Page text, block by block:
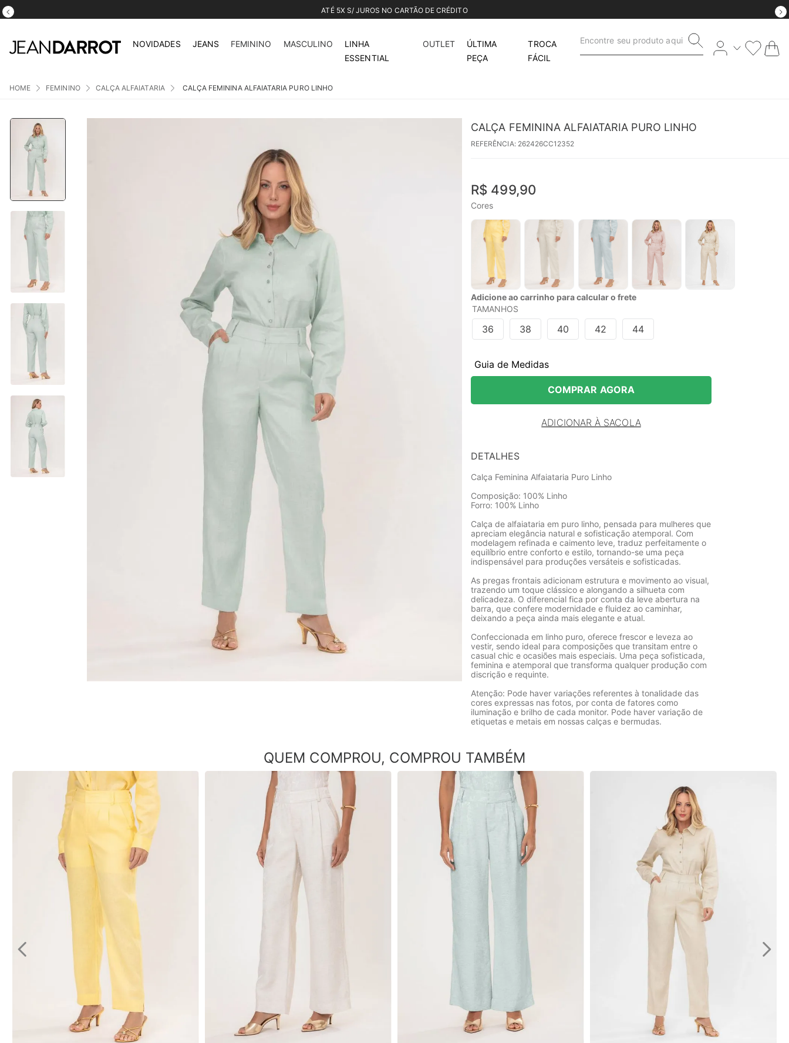
ATÉ 5X S/ JUROS NO CARTÃO DE CRÉDITO
NOVIDADES JEANS FEMININO MASCULINO
LINHA
ESSENTIAL
OUTLET
ÚLTIMA
PEÇA
TROCA
FÁCIL
Encontre seu produto aqui
FEMININO CALÇA ALFAIATARIA CALÇA FEMININA ALFAIATARIA PURO LINHO
CALÇA FEMININA ALFAIATARIA PURO LINHO
REFERÊNCIA: 262426CC12352
R$ 499,90
Cores
Adicione ao carrinho para calcular o frete
TAMANHOS
36 38 40 42 44
Guia de Medidas
COMPRAR AGORA
ADICIONAR À SACOLA
DETALHES
Calça Feminina Alfaiataria Puro Linho
Composição: 100% Linho
Forro: 100% Linho
Calça de alfaiataria em puro linho, pensada para mulheres que
apreciam elegância natural e sofisticação atemporal. Com
modelagem refinada e caimento leve, traduz perfeitamente o
equilíbrio entre conforto e estilo, tornando-se uma peça
indispensável para produções versáteis e sofisticadas.
As pregas frontais adicionam estrutura e movimento ao visual,
trazendo um toque clássico e alongando a silhueta com
delicadeza. O diferencial fica por conta da leve abertura na
barra, que confere modernidade e fluidez ao caminhar,
deixando a peça ainda mais elegante e atual.
Confeccionada em linho puro, oferece frescor e leveza ao
vestir, sendo ideal para composições que transitam entre o
casual chic e ocasiões mais especiais. Uma peça sofisticada,
feminina e atemporal que transforma qualquer produção com
discrição e requinte.
Atenção: Pode haver variações referentes à tonalidade das
cores expressas nas fotos, por conta de fatores como
iluminação e brilho de cada monitor. Pode haver variação de
etiquetas e metais em nossas calças e bermudas.
QUEM COMPROU, COMPROU TAMBÉM